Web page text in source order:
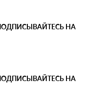
НА
НА